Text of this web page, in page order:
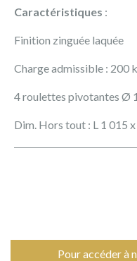
Caractéristiques :
Finition zinguée laquée
Charge admissible : 200
4 roulettes pivotantes Ø
Dim. Hors tout : L 1 015
Pour accéder à